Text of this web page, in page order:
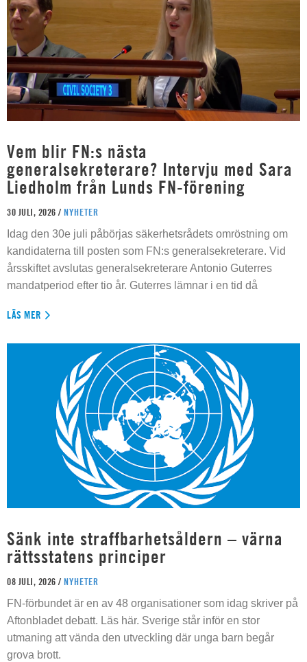
Vem blir FN:s nästa
generalsekreterare? Intervju med Sara
Liedholm från Lunds FN-förening
30 JULI, 2026 / NYHETER
Idag den 30e juli påbörjas säkerhetsrådets omröstning om
kandidaterna till posten som FN:s generalsekreterare. Vid
årsskiftet avslutas generalsekreterare Antonio Guterres
mandatperiod efter tio år. Guterres lämnar i en tid då
LÄS MER
Sänk inte straffbarhetsåldern – värna
rättsstatens principer
08 JULI, 2026 / NYHETER
FN-förbundet är en av 48 organisationer som idag skriver på
Aftonbladet debatt. Läs här. Sverige står inför en stor
utmaning att vända den utveckling där unga barn begår
grova brott.